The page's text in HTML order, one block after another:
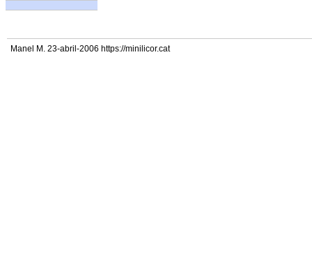
Manel M. 23-abril-2006 https://minilicor.cat